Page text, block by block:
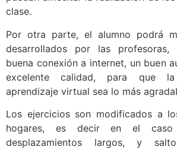
clase.
Por otra parte, el alumno podrá
desarrollados por las profesoras,
buena conexión a internet, un buen
excelente calidad, para que
aprendizaje virtual sea lo más
Los ejercicios son modificados a
hogares, es decir en el
desplazamientos largos, y